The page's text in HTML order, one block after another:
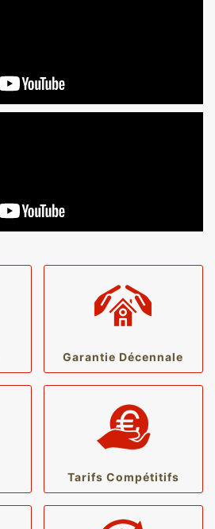
Garantie Décennale
Tarifs Compétitifs